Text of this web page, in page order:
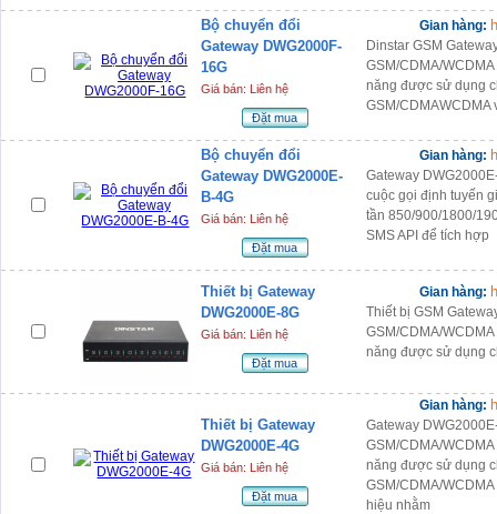
Bộ chuyển đổi
Gateway DWG2000F-
16G
Giá bán: Liên hệ
Đặt mua
Gian hàng:
Dinstar GSM
GSM/CDMA/
năng được sử dụng
GSM/CDMAWCDMA
Bộ chuyển đổi
Gateway DWG2000E-
B-4G
Giá bán: Liên hệ
Đặt mua
Gian hàng:
Gateway
cuộc gọi định tuyến
tần 850/900/1800/
SMS API để tích hợp
Thiết bị Gateway
DWG2000E-8G
Giá bán: Liên hệ
Đặt mua
Gian hàng:
Thiết bị GSM
GSM/CDMA/
năng được sử dụng
Thiết bị Gateway
DWG2000E-4G
Giá bán: Liên hệ
Đặt mua
Gian hàng:
Gateway
GSM/CDMA/
năng được sử dụng
GSM/CDMA/
hiệu nhằm